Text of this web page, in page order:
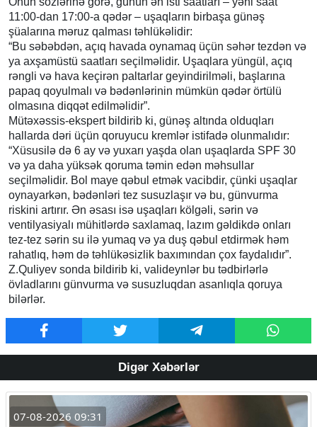
11:00-dan 17:00-a qədər – uşaqların birbaşa günəş
şüalarına məruz qalması təhlükəlidir:
“Bu səbəbdən, açıq havada oynamaq üçün səhər tezdən və
ya axşamüstü saatları seçilməlidir. Uşaqlara yüngül, açıq
rəngli və hava keçirən paltarlar geyindirilməli, başlarına
papaq qoyulmalı və bədənlərinin mümkün qədər örtülü
olmasına diqqət edilməlidir”.
Mütəxəssis-ekspert bildirib ki, günəş altında olduqları
hallarda dəri üçün qoruyucu kremlər istifadə olunmalıdır:
“Xüsusilə də 6 ay və yuxarı yaşda olan uşaqlarda SPF 30
və ya daha yüksək qoruma təmin edən məhsullar
seçilməlidir. Bol maye qəbul etmək vacibdir, çünki uşaqlar
oynayarkən, bədənləri tez susuzlaşır və bu, günvurma
riskini artırır. Ən əsası isə uşaqları kölgəli, sərin və
ventilyasiyalı mühitlərdə saxlamaq, lazım gəldikdə onları
tez-tez sərin su ilə yumaq və ya duş qəbul etdirmək həm
rahatlıq, həm də təhlükəsizlik baxımından çox faydalıdır”.
Z.Quliyev sonda bildirib ki, valideynlər bu tədbirlərlə
övladlarını günvurma və susuzluqdan asanlıqla qoruya
bilərlər.
Digər Xəbərlər
07-08-2026 09:31